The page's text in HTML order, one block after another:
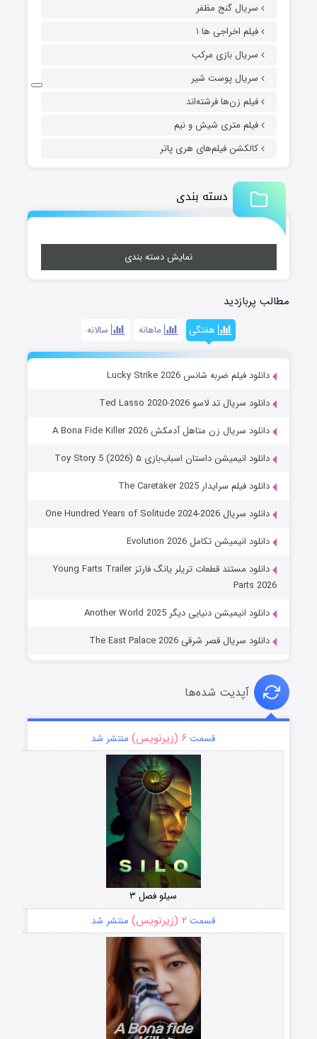
سریال گنج مظفر
فیلم اخراجی ها ۱
سریال بازی مرکب
سریال پوست شیر
فیلم زن‌ها فرشته‌اند
فیلم متری شیش و نیم
کالکشن فیلم‌های هری پاتر
دسته بندی
نمایش دسته بندی
مطالب پربازدید
هفتگی ماهانه سالانه
دانلود فیلم ضربه شانس Lucky Strike 2026
دانلود سریال تد لاسو Ted Lasso 2020-2026
دانلود سریال زن متاهل آدمکش A Bona Fide Killer 2026
دانلود انیمیشن داستان اسباب‌بازی ۵ Toy Story 5 (2026)
دانلود فیلم سرایدار The Caretaker 2025
دانلود سریال One Hundred Years of Solitude 2024-2026
دانلود انیمیشن تکامل Evolution 2026
دانلود مستند قطعات تریلر یانگ فارتز Young Farts Trailer
Parts 2026
دانلود انیمیشن دنیایی دیگر Another World 2025
دانلود سریال قصر شرقی The East Palace 2026
آپدیت شده‌ها
قسمت ۶ (زیرنویس) منتشر شد
سیلو فصل ۳
قسمت ۲ (زیرنویس) منتشر شد